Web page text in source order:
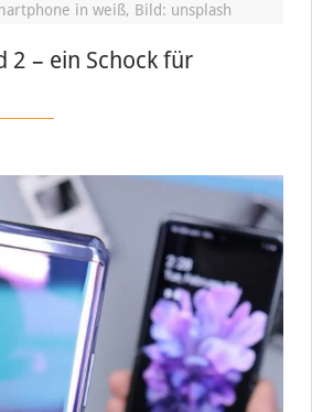
in weiß, Bild: unsplash
2 – ein Schock für